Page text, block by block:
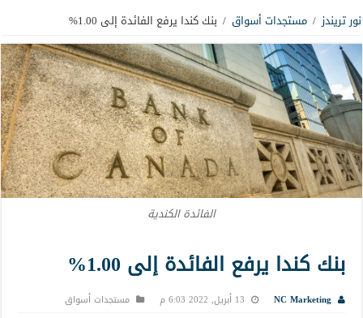
نور تريندز / مستجدات أسواق / بنك كندا يرفع الفائدة إلى 1.00%
الفائدة الكندية
بنك كندا يرفع الفائدة إلى 1.00%
NC Marketing 13 أبريل, 2022 6:03 م مستجدات أسواق